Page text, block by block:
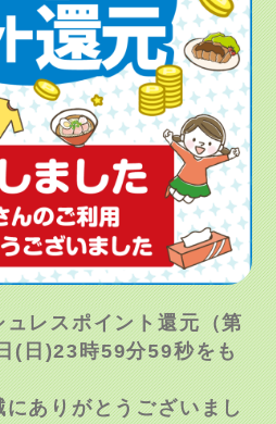
レスポイント還元（第
(日)23時59分59秒をも
ありがとうございまし